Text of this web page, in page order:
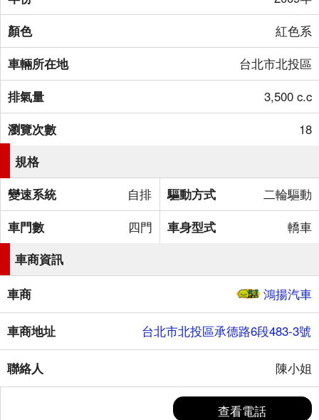
顏色
紅色系
車輛所在地
台北市北投區
排氣量
3,500 c.c
瀏覽次數
18
規格
變速系統
自排 驅動方式
二輪驅動
車門數
四門 車身型式
轎車
車商資訊
車商 鴻揚汽車
車商地址 台北市北投區承德路6段483-3號
聯絡人 陳小姐
查看電話